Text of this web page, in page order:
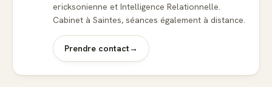
ericksonienne et Intelligence Relationnelle.
Cabinet à Saintes, séances également à distance.
Prendre contact→